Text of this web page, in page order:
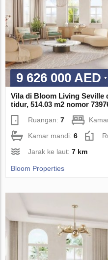
9 626 000 AED
Vila di Bloom Living Seville
tidur, 514.03 m2 nomor
Ruangan:7
Kamar mandi:6
Jarak ke laut:7 km
Bloom Properties